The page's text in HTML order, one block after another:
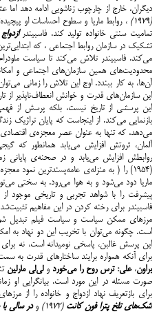
دیگران، خارج از چارچوب زناشویی ادامه دهد اما
(1979)
، روابط ماریا و سطوح احساسات او
تمامیت سنتی خانواده تولید کند. فاسبیندر
تشکیک در سازمان روابط اجتماعی ، که
می‌کند. فاسبیندر تلاش می‌کند تا سیاست
محدودیت‌های همین سازمان‌های اجتماعی و
آن‌ها، به کار ببندد. اوج این تلاش را زمانی
این سازمان‌های قدرت و خوانش انعطاف‌ناپذیر از
این پرسشی از تاریخ نیست، بلکه پرسش از
بازنمایی می‌کند. از اینجاست که پایان تراژیک
می‌دهد، که تنها به عنوان عصر معجزه‌ی
آلمان، ثروتش افزایش می‌یابد همانطور که
روابطش افزایش می‌یابد و در صحنه‌ی پایانی
(1954) را ( به منزله‌ی عامه‌پسندترین نمود
ماریا دود می‌شود و به هوا می‌رود. به سختی
پیشرفت را با شواهد تجربی و تاریخی موجود
فاسبیندر برای رخنه کردن در این مفاهیم
مرزهای ممکن سیاست و سیاست فیلم تبدیل
است. چگونه می‌توان با تخریب این دو نهاد به
این پرسش غالبن، پاسخی نومیدانه است، نه
برای آنکه همواره برایند ساختار‌های قدرت
براون،علی: ترس روح را می‌خورد ولی‌لی مارلین
صورت مسئله در این مورد است. بیانگرایی او
برای بازتعریف نهاد ازدواج و خانواده را از
اشک‌های تلخ پترا فون کانت (1972
) ودر سالی